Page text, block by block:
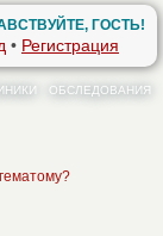
ГОСТЬ!
• Регистрация
ОБСЛЕДОВАНИЯ